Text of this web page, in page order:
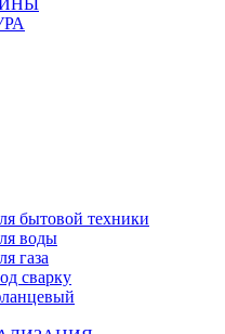
бытовой техники
воды
газа
сварку